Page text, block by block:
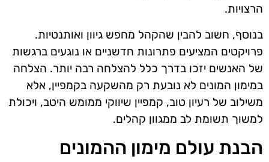
הרצויות.
בנוסף, חשוב להבין שהקהל מחפש גיוון ואותנטיות.
פרויקטים המציעים פתרונות חדשניים או נוגעים ברגשות
של האנשים יזכו בדרך כלל להצלחה רבה יותר. הצלחה
במימון המונים לא נובעת רק מהשקעה בקמפיין, אלא
משילוב של רעיון טוב, קמפיין שיווקי ממומש היטב, ויכולת
למשוך תשומת לב ממגוון קהלים.
הבנת עולם מימון ההמונים